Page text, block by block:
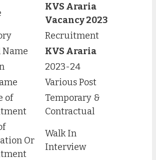
KVS Araria
Vacancy 2023
Recruitment
Name
KVS Araria
2023-24
Various Post
of
Temporary &
Contractual
Or
Walk In
Interview